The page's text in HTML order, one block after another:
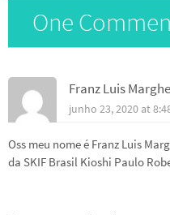
One
Franz Luis
junho 23, 2020 at
Oss meu nome é Franz Luis
da SKIF Brasil Kioshi Paulo